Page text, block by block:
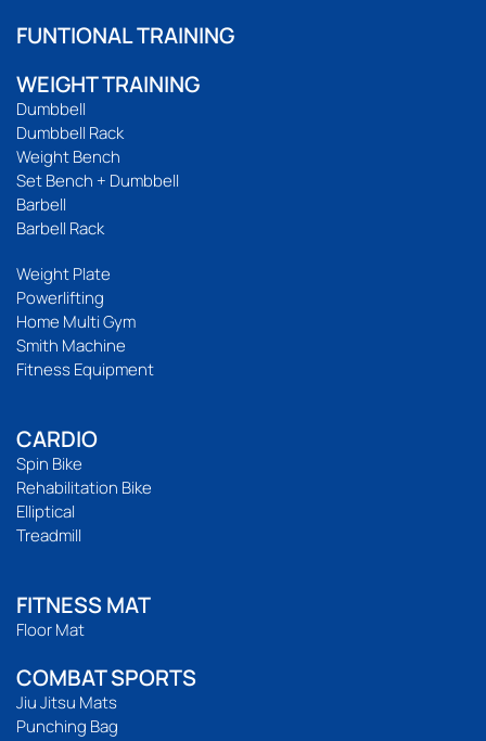
FUNTIONAL TRAINING
WEIGHT TRAINING
Dumbbell
Dumbbell Rack
Weight Bench
Set Bench + Dumbbell
Barbell
Barbell Rack
Weight Plate
Powerlifting
Home Multi Gym
Smith Machine
Fitness Equipment
CARDIO
Spin Bike
Rehabilitation Bike
Elliptical
Treadmill
FITNESS MAT
Floor Mat
COMBAT SPORTS
Jiu Jitsu Mats
Punching Bag